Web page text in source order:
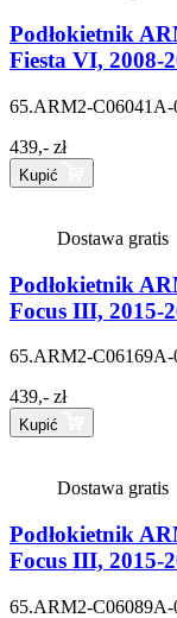
Podłokietnik
Fiesta VI, 2008-
65.ARM2-C06041A-
439,- zł
Kupić
Dostawa gratis
Podłokietnik
Focus III, 2015-
65.ARM2-C06169A-
439,- zł
Kupić
Dostawa gratis
Podłokietnik
Focus III, 2015-
65.ARM2-C06089A-